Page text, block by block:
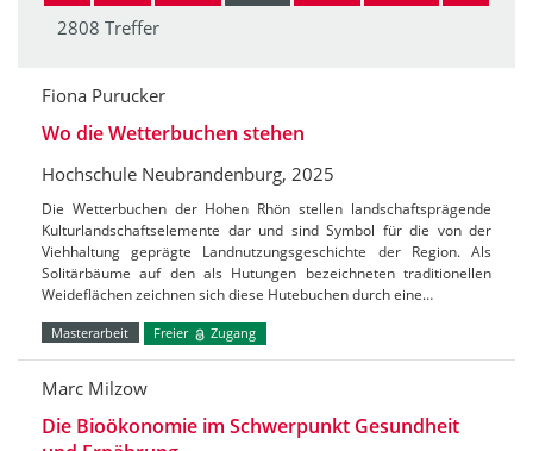
2808 Treffer
Fiona Purucker
Wo die Wetterbuchen stehen
Hochschule Neubrandenburg, 2025
Die Wetterbuchen der Hohen Rhön stellen landschaftsprägende
Kulturlandschaftselemente dar und sind Symbol für die von der
Viehhaltung geprägte Landnutzungsgeschichte der Region. Als
Solitärbäume auf den als Hutungen bezeichneten traditionellen
Weideflächen zeichnen sich diese Hutebuchen durch eine…
Masterarbeit Freier Zugang
Marc Milzow
Die Bioökonomie im Schwerpunkt Gesundheit